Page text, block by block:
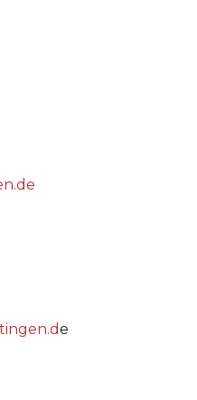
e